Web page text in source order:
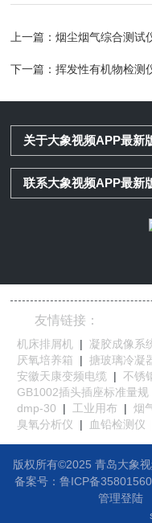
上一篇：烟尘烟气综合测试
下一篇：挥发性有机物检测
关于大象视频APP最新
联系大象视频APP最新
友情链接：
机床排屑机 | 凝胶成像系
厌氧培养箱
| 搪玻璃冷凝
安徽天康变频电缆
| 不锈
GB1002插头插座标准量规
dmp-30
| 工业用布 | 烟
臭氧分析仪
| 血铅检测仪
版权所有©2025 青岛大象
备案号：鲁ICP备
管理登陆